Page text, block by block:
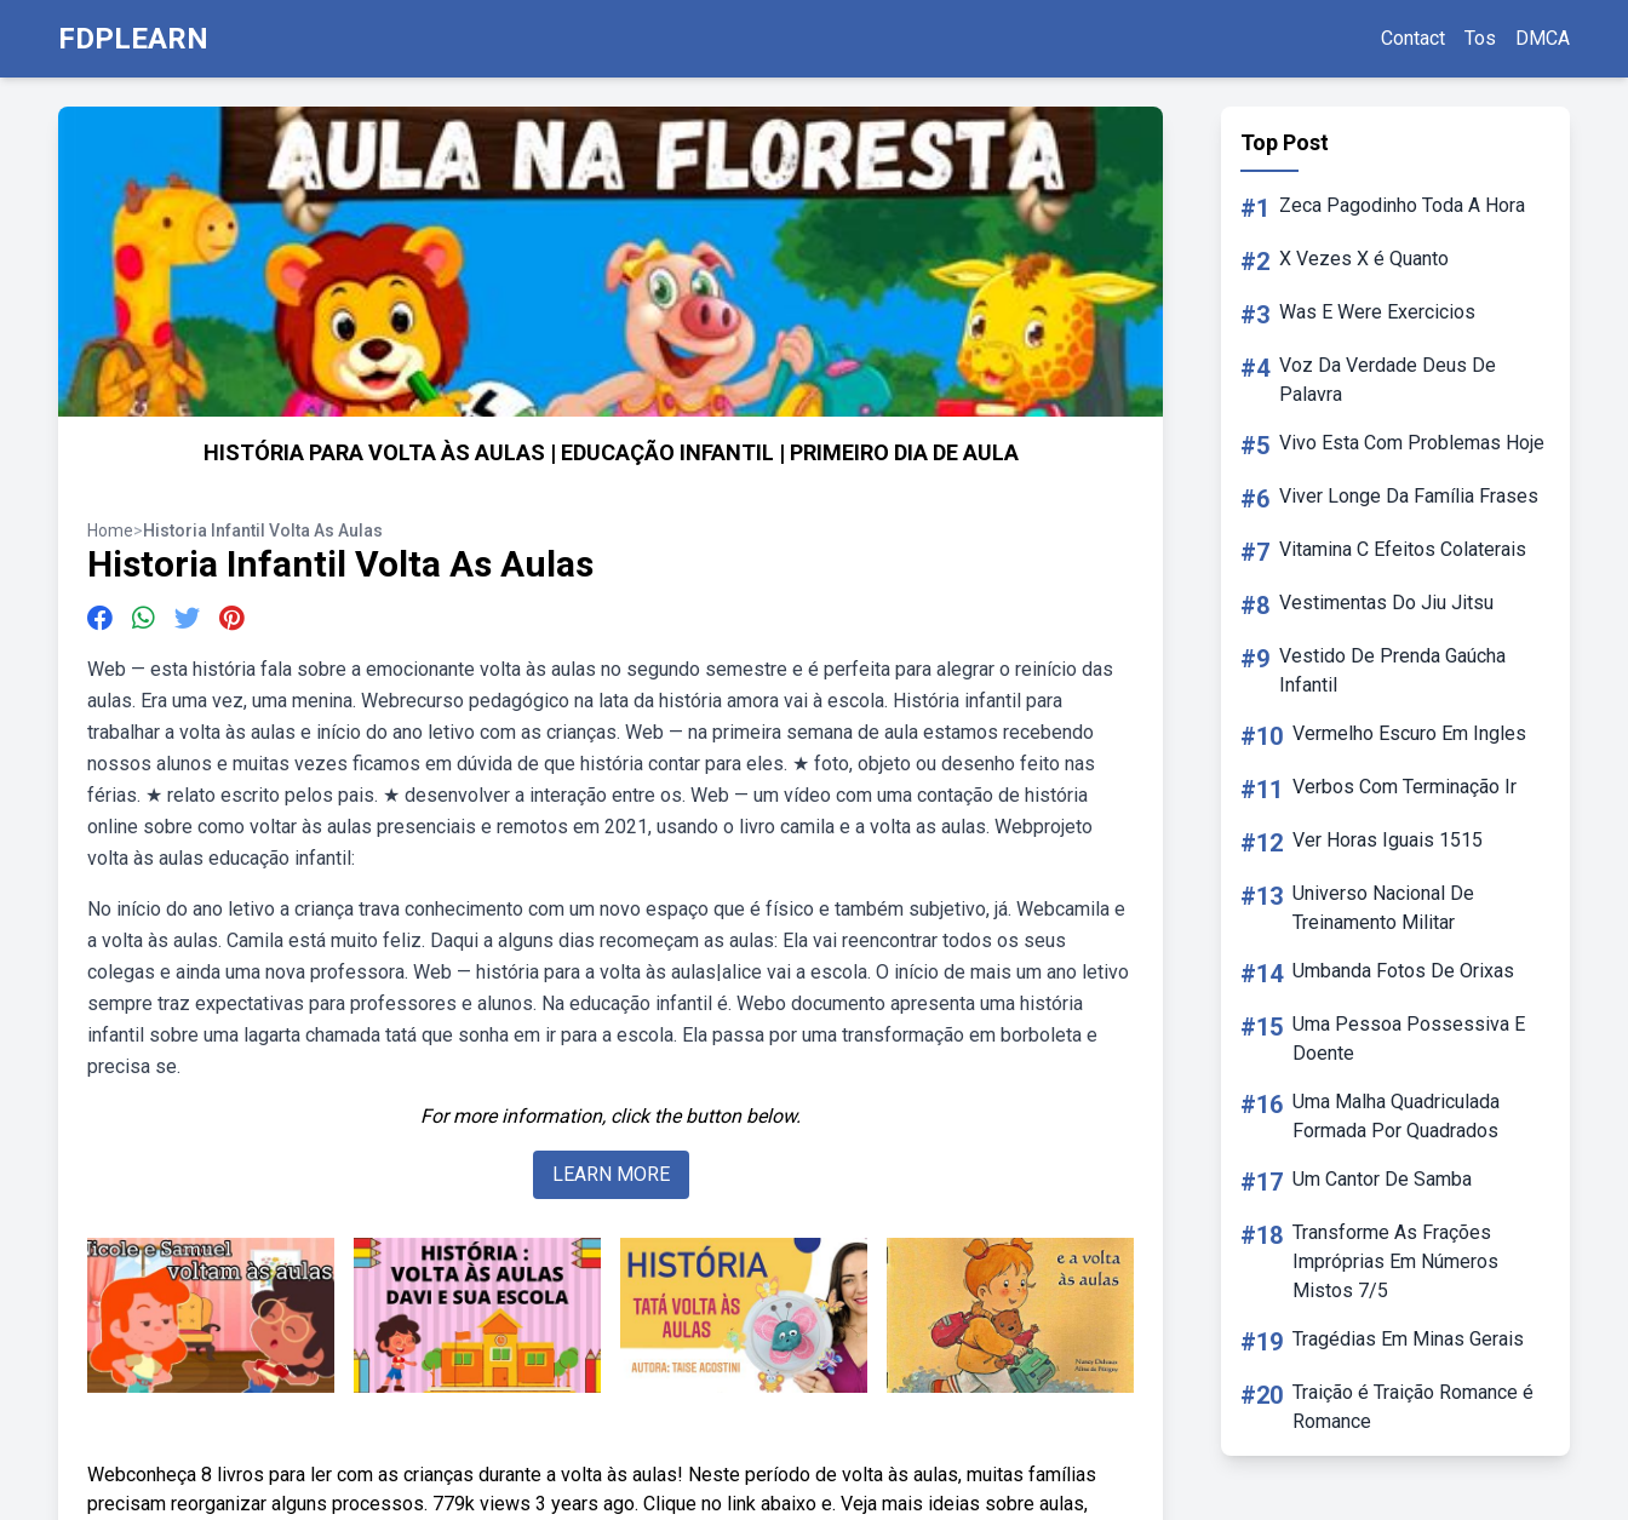
FDPLEARN Contact Tos DMCA
HISTÓRIA PARA VOLTA ÀS AULAS | EDUCAÇÃO INFANTIL | PRIMEIRO DIA DE AULA
Home>Historia Infantil Volta As Aulas
Historia Infantil Volta As Aulas
Web — esta história fala sobre a emocionante volta às aulas no segundo semestre e é perfeita para alegrar o reinício das
aulas. Era uma vez, uma menina. Webrecurso pedagógico na lata da história amora vai à escola. História infantil para
trabalhar a volta às aulas e início do ano letivo com as crianças. Web — na primeira semana de aula estamos recebendo
nossos alunos e muitas vezes ficamos em dúvida de que história contar para eles. ★ foto, objeto ou desenho feito nas
férias. ★ relato escrito pelos pais. ★ desenvolver a interação entre os. Web — um vídeo com uma contação de história
online sobre como voltar às aulas presenciais e remotos em 2021, usando o livro camila e a volta as aulas. Webprojeto
volta às aulas educação infantil:
No início do ano letivo a criança trava conhecimento com um novo espaço que é físico e também subjetivo, já. Webcamila e
a volta às aulas. Camila está muito feliz. Daqui a alguns dias recomeçam as aulas: Ela vai reencontrar todos os seus
colegas e ainda uma nova professora. Web — história para a volta às aulas|alice vai a escola. O início de mais um ano letivo
sempre traz expectativas para professores e alunos. Na educação infantil é. Webo documento apresenta uma história
infantil sobre uma lagarta chamada tatá que sonha em ir para a escola. Ela passa por uma transformação em borboleta e
precisa se.
For more information, click the button below.
LEARN MORE
Webconheça 8 livros para ler com as crianças durante a volta às aulas! Neste período de volta às aulas, muitas famílias
precisam reorganizar alguns processos. 779k views 3 years ago. Clique no link abaixo e. Veja mais ideias sobre aulas,
Top Post
#1 Zeca Pagodinho Toda A Hora
#2 X Vezes X é Quanto
#3 Was E Were Exercicios
#4 Voz Da Verdade Deus De
Palavra
#5 Vivo Esta Com Problemas Hoje
#6 Viver Longe Da Família Frases
#7 Vitamina C Efeitos Colaterais
#8 Vestimentas Do Jiu Jitsu
#9 Vestido De Prenda Gaúcha
Infantil
#10 Vermelho Escuro Em Ingles
#11 Verbos Com Terminação Ir
#12 Ver Horas Iguais 1515
#13 Universo Nacional De
Treinamento Militar
#14 Umbanda Fotos De Orixas
#15 Uma Pessoa Possessiva E
Doente
#16 Uma Malha Quadriculada
Formada Por Quadrados
#17 Um Cantor De Samba
#18 Transforme As Frações
Impróprias Em Números
Mistos 7/5
#19 Tragédias Em Minas Gerais
#20 Traição é Traição Romance é
Romance